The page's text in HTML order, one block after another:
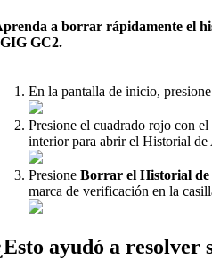
a borrar rápidamente el
GC2.
En la pantalla de inicio, presione
Presione el cuadrado rojo con
interior para abrir el Historial de
Presione Borrar el Historial de
marca de verificación en la
ayudó a resolver